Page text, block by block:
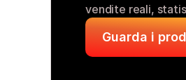
vendite reali,
Guarda i